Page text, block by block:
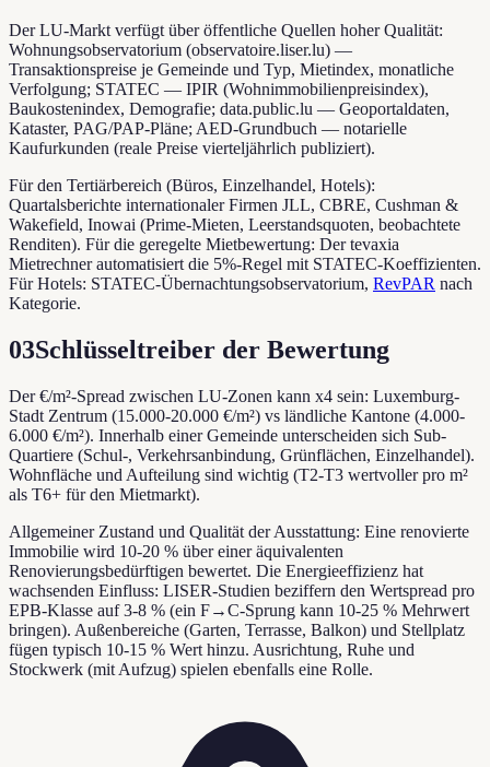
Der LU-Markt verfügt über öffentliche Quellen hoher Qualität:
Wohnungsobservatorium (observatoire.liser.lu) —
Transaktionspreise je Gemeinde und Typ, Mietindex, monatliche
Verfolgung; STATEC — IPIR (Wohnimmobilienpreisindex),
Baukostenindex, Demografie; data.public.lu — Geoportaldaten,
Kataster, PAG/PAP-Pläne; AED-Grundbuch — notarielle
Kaufurkunden (reale Preise vierteljährlich publiziert).
Für den Tertiärbereich (Büros, Einzelhandel, Hotels):
Quartalsberichte internationaler Firmen JLL, CBRE, Cushman &
Wakefield, Inowai (Prime-Mieten, Leerstandsquoten, beobachtete
Renditen). Für die geregelte Mietbewertung: Der tevaxia
Mietrechner automatisiert die 5%-Regel mit STATEC-Koeffizienten.
Für Hotels: STATEC-Übernachtungsobservatorium, RevPAR nach
Kategorie.
03Schlüsseltreiber der Bewertung
Der €/m²-Spread zwischen LU-Zonen kann x4 sein: Luxemburg-
Stadt Zentrum (15.000-20.000 €/m²) vs ländliche Kantone (4.000-
6.000 €/m²). Innerhalb einer Gemeinde unterscheiden sich Sub-
Quartiere (Schul-, Verkehrsanbindung, Grünflächen, Einzelhandel).
Wohnfläche und Aufteilung sind wichtig (T2-T3 wertvoller pro m²
als T6+ für den Mietmarkt).
Allgemeiner Zustand und Qualität der Ausstattung: Eine renovierte
Immobilie wird 10-20 % über einer äquivalenten
Renovierungsbedürftigen bewertet. Die Energieeffizienz hat
wachsenden Einfluss: LISER-Studien beziffern den Wertspread pro
EPB-Klasse auf 3-8 % (ein F→C-Sprung kann 10-25 % Mehrwert
bringen). Außenbereiche (Garten, Terrasse, Balkon) und Stellplatz
fügen typisch 10-15 % Wert hinzu. Ausrichtung, Ruhe und
Stockwerk (mit Aufzug) spielen ebenfalls eine Rolle.